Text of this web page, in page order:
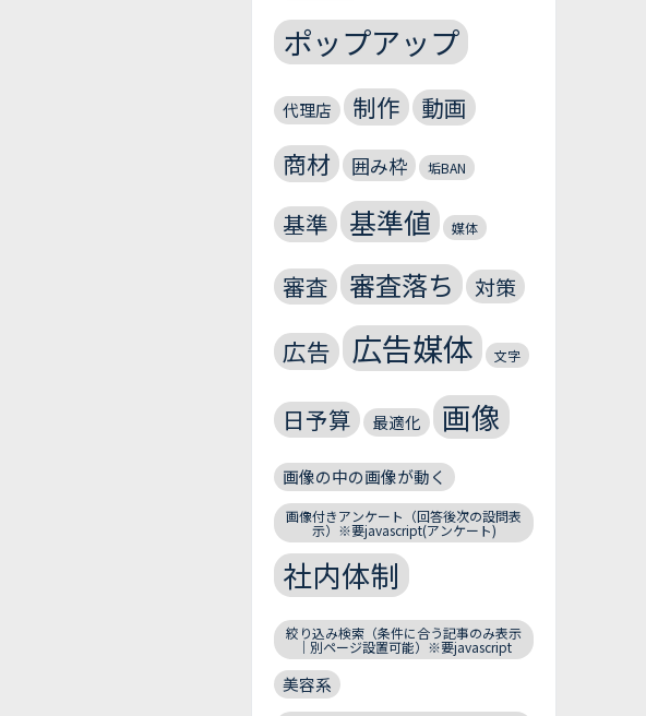
ポップアップ
代理店 制作 動画
商材 囲み枠 垢BAN
基準 基準値 媒体
審査 審査落ち 対策
広告 広告媒体 文字
日予算 最適化 画像
画像の中の画像が動く
画像付きアンケート（回答後次の設問表
示）※要javascript(アンケート)
社内体制
絞り込み検索（条件に合う記事のみ表示
｜別ページ設置可能）※要javascript
美容系